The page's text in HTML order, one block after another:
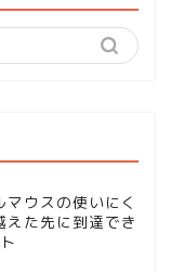
マウスの使いにく
えた先に到達でき